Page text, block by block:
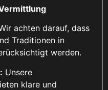
achten darauf, dass
Traditionen in
werden.
Unsere
klare und